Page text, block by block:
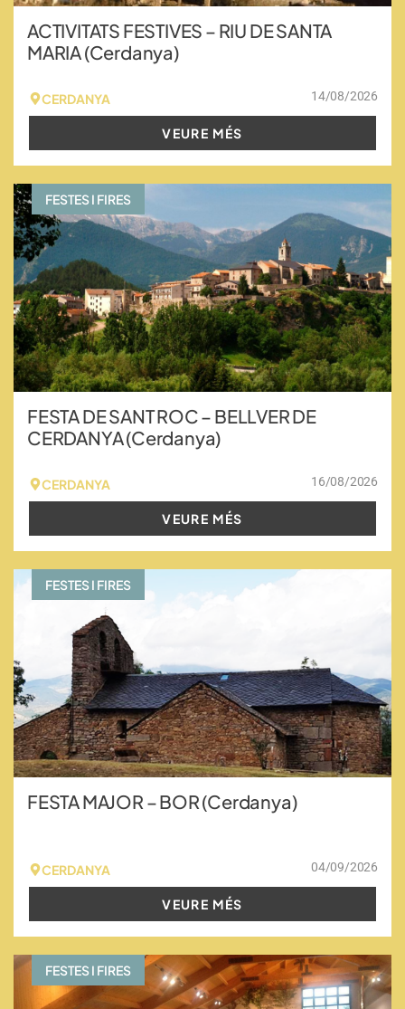
ACTIVITATS FESTIVES – RIU DE SANTA
MARIA (Cerdanya)
CERDANYA 14/08/2026
VEURE MÉS
FESTES I FIRES
FESTA DE SANT ROC – BELLVER DE
CERDANYA (Cerdanya)
CERDANYA 16/08/2026
VEURE MÉS
FESTES I FIRES
FESTA MAJOR – BOR (Cerdanya)
CERDANYA 04/09/2026
VEURE MÉS
FESTES I FIRES